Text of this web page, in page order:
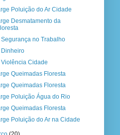
Poluição do Ar Cidade
Desmatamento da
Segurança no Trabalho
Dinheiro
Violência Cidade
Queimadas Floresta
Queimadas Floresta
Poluição Água do Rio
Queimadas Floresta
Poluição do Ar na Cidade